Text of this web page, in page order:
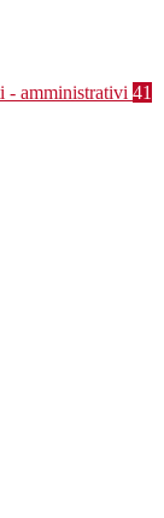
- amministrativi 41